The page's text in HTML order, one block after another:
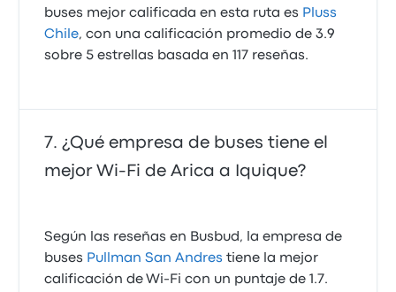
buses mejor calificada en esta ruta es Pluss
Chile, con una calificación promedio de 3.9
sobre 5 estrellas basada en 117 reseñas.
¿Qué empresa de buses tiene el
mejor Wi-Fi de Arica a Iquique?
Según las reseñas en Busbud, la empresa de
buses Pullman San Andres tiene la mejor
calificación de Wi‑Fi con un puntaje de 1.7.